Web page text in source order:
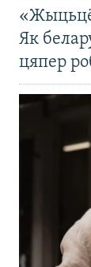
Як
цяпер